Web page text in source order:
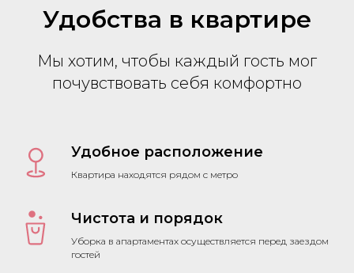
Удобства в квартире
Мы хотим, чтобы каждый гость мог
почувствовать себя комфортно
Удобное расположение
Квартира находятся рядом с метро
Чистота и порядок
Уборка в апартаментах осуществляется перед заездом
гостей